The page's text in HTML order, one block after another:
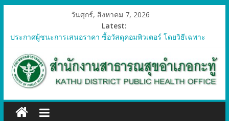
วันศุกร์, สิงหาคม 7, 2026
Latest:
ประกาศผู้ชนะการเสนอราคา ซื้อวัสดุคอมพิวเตอร์ โดยวิธีเฉพาะ
ประกาศผู้ชนะการเสนอราคา จัดซื้อวัสดุทางการแพทย์สำหรับ
โครงการป้องกันควบคุมโรคติดต่อและภัยสุขภาพในแรงงานต่างด้าว
อำเภอกะทู้ ปี 2569
เจาะจง
ประกาศผู้ชนะการเสนอรา ซื้อวัสดุงานบ้านงานครัว โดยวิธีเฉพาะ